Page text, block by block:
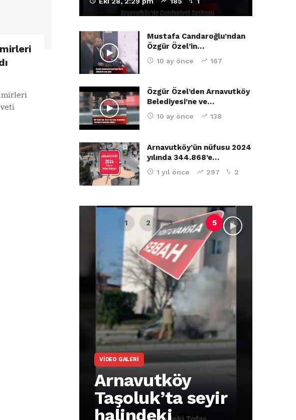
Mustafa Candaroğlu’ndan
Özgür Özel’in…
10 ay önce 167
Özgür Özel’den Arnavutköy
Belediyesi’ne ve…
10 ay önce 138
Arnavutköy’ün nüfusu 2024
yılında 344.868’e…
1 yıl önce 297 2
VIDEO GALERI
Arnavutköy
Taşoluk’ta seyir
halindeki